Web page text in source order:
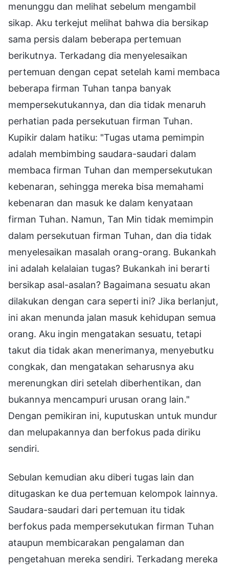
menunggu dan melihat sebelum mengambil
sikap. Aku terkejut melihat bahwa dia bersikap
sama persis dalam beberapa pertemuan
berikutnya. Terkadang dia menyelesaikan
pertemuan dengan cepat setelah kami membaca
beberapa firman Tuhan tanpa banyak
mempersekutukannya, dan dia tidak menaruh
perhatian pada persekutuan firman Tuhan.
Kupikir dalam hatiku: "Tugas utama pemimpin
adalah membimbing saudara-saudari dalam
membaca firman Tuhan dan mempersekutukan
kebenaran, sehingga mereka bisa memahami
kebenaran dan masuk ke dalam kenyataan
firman Tuhan. Namun, Tan Min tidak memimpin
dalam persekutuan firman Tuhan, dan dia tidak
menyelesaikan masalah orang-orang. Bukankah
ini adalah kelalaian tugas? Bukankah ini berarti
bersikap asal-asalan? Bagaimana sesuatu akan
dilakukan dengan cara seperti ini? Jika berlanjut,
ini akan menunda jalan masuk kehidupan semua
orang. Aku ingin mengatakan sesuatu, tetapi
takut dia tidak akan menerimanya, menyebutku
congkak, dan mengatakan seharusnya aku
merenungkan diri setelah diberhentikan, dan
bukannya mencampuri urusan orang lain."
Dengan pemikiran ini, kuputuskan untuk mundur
dan melupakannya dan berfokus pada diriku
sendiri.
Sebulan kemudian aku diberi tugas lain dan
ditugaskan ke dua pertemuan kelompok lainnya.
Saudara-saudari dari pertemuan itu tidak
berfokus pada mempersekutukan firman Tuhan
ataupun membicarakan pengalaman dan
pengetahuan mereka sendiri. Terkadang mereka